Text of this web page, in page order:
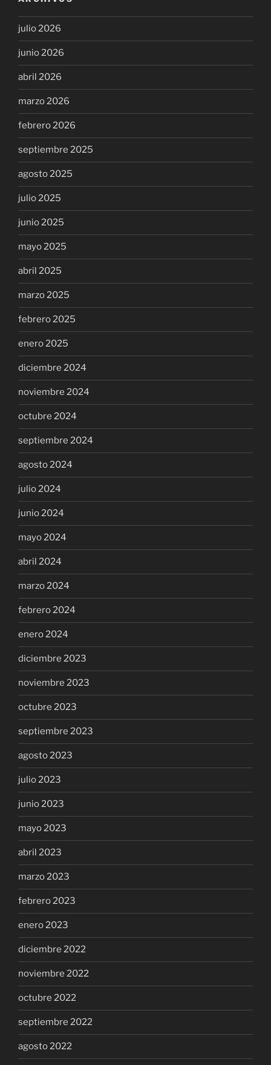
julio 2026
junio 2026
abril 2026
marzo 2026
febrero 2026
septiembre 2025
agosto 2025
julio 2025
junio 2025
mayo 2025
abril 2025
marzo 2025
febrero 2025
enero 2025
diciembre 2024
noviembre 2024
octubre 2024
septiembre 2024
agosto 2024
julio 2024
junio 2024
mayo 2024
abril 2024
marzo 2024
febrero 2024
enero 2024
diciembre 2023
noviembre 2023
octubre 2023
septiembre 2023
agosto 2023
julio 2023
junio 2023
mayo 2023
abril 2023
marzo 2023
febrero 2023
enero 2023
diciembre 2022
noviembre 2022
octubre 2022
septiembre 2022
agosto 2022